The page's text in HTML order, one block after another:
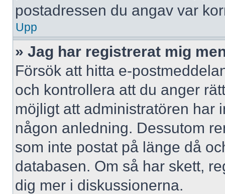
postadressen du angav var
Upp
» Jag har registrerat mig
Försök att hitta e-
och kontrollera att du anger
möjligt att administratören har
någon anledning. Dessutom
som inte postat på länge då
databasen. Om så har skett,
dig mer i diskussionerna.